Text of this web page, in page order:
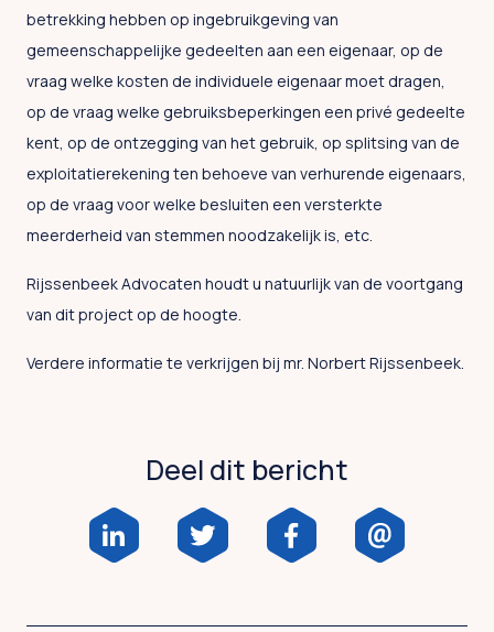
betrekking hebben op ingebruikgeving van
gemeenschappelijke gedeelten aan een eigenaar, op de
vraag welke kosten de individuele eigenaar moet dragen,
op de vraag welke gebruiksbeperkingen een privé gedeelte
kent, op de ontzegging van het gebruik, op splitsing van de
exploitatierekening ten behoeve van verhurende eigenaars,
op de vraag voor welke besluiten een versterkte
meerderheid van stemmen noodzakelijk is, etc.
Rijssenbeek Advocaten houdt u natuurlijk van de voortgang
van dit project op de hoogte.
Verdere informatie te verkrijgen bij mr. Norbert Rijssenbeek.
Deel dit bericht